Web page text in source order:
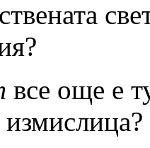
все още е